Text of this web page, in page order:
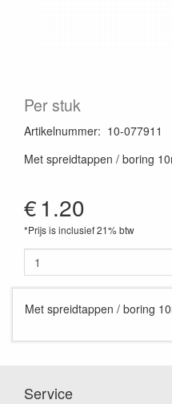
Per stuk
Artikelnummer: 10-077911
Met spreidtappen / boring
€1.20
*Prijs is inclusief 21% btw
Met spreidtappen / boring
Service